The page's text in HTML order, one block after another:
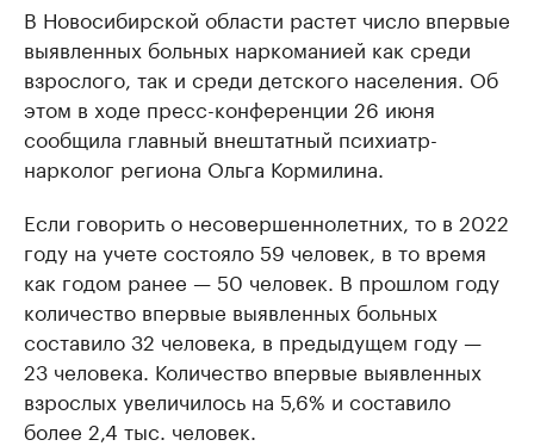
В Новосибирской области растет число впервые
выявленных больных наркоманией как среди
взрослого, так и среди детского населения. Об
этом в ходе пресс-конференции 26 июня
сообщила главный внештатный психиатр-
нарколог региона Ольга Кормилина.
Если говорить о несовершеннолетних, то в 2022
году на учете состояло 59 человек, в то время
как годом ранее — 50 человек. В прошлом году
количество впервые выявленных больных
составило 32 человека, в предыдущем году —
23 человека. Количество впервые выявленных
взрослых увеличилось на 5,6% и составило
более 2,4 тыс. человек.